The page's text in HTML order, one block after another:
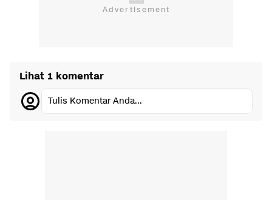
Lihat 1 komentar
Tulis Komentar Anda...